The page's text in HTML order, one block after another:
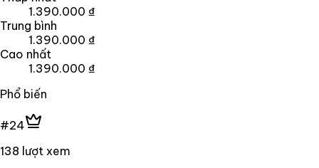
1.390.000 ₫
Trung bình
1.390.000 ₫
Cao nhất
1.390.000 ₫
Phổ biến
#24
138 lượt xem